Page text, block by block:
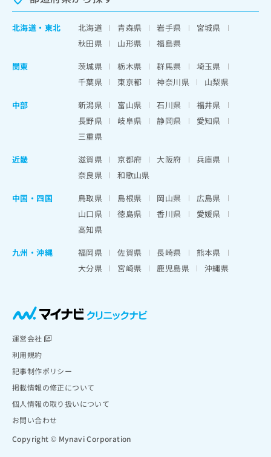
北海道 ・ 東北 北海道 青森県 岩手県
宮城県
秋田県
山形県
福島県
関東
茨城県 栃木県 群馬県
埼玉県
千葉県
東京都 神奈川県
山梨県
中部
新潟県 富山県 石川県
福井県
長野県
岐阜県 静岡県
愛知県
三重県
近畿
滋賀県 京都府 大阪府
兵庫県
奈良県
和歌山県
中国・四国
鳥取県 島根県 岡山県
広島県
山口県
徳島県 香川県
愛媛県
高知県
九州・沖縄
福岡県 佐賀県 長崎県
熊本県
大分県
宮崎県 鹿児島県 沖縄県
運営会社
利用規約
記事制作ポリシー
掲載情報の修正について
個人情報の取り扱いについて
お問い合わせ
Copyright © Mynavi Corporation